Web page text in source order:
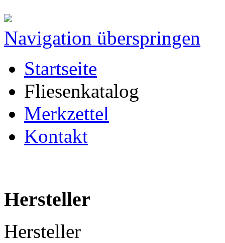
Navigation überspringen
Startseite
Fliesenkatalog
Merkzettel
Kontakt
Hersteller
Hersteller